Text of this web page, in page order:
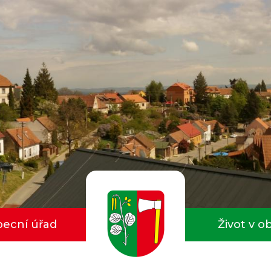
úřad Život v